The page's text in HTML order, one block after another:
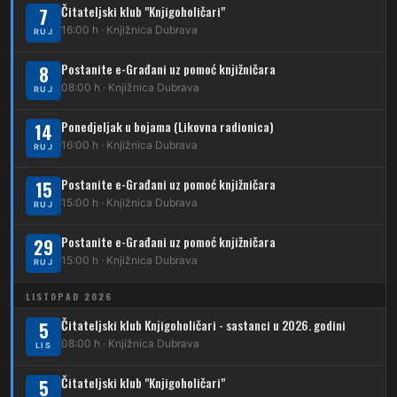
DUBEC
212
223 Dubec – Trnovčica – Dubrava
224 Dubec – Novoselec
261 Dubec – Sesvete – Goranec
262 Dubec – Sesvete – Planina Donja
263 Dubec – Sesvete–Kašina – Pl.Gornja
264 Dubec – Sesvete – Jesenovec
267
270 Dubec – Sesvete – Blaguša
7
RUJ
Čitateljski klub "Knjigoholičari"
16:00 h · Knjižnica Dubrava
8
RUJ
Postanite e-Građani uz pomoć knjižničara
08:00 h · Knjižnica Dubrava
14
RUJ
Ponedjeljak u bojama (Likovna radionica)
16:00 h · Knjižnica Dubrava
15
RUJ
Postanite e-Građani uz pomoć knjižničara
15:00 h · Knjižnica Dubrava
29
RUJ
Postanite e-Građani uz pomoć knjižničara
15:00 h · Knjižnica Dubrava
LISTOPAD 2026
5
LIS
Čitateljski klub Knjigoholičari - sastanci u 2026. godini
08:00 h · Knjižnica Dubrava
5 Čitateljski klub "Knjigoholičari"